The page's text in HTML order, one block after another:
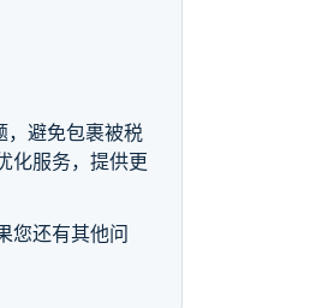
，避免包裹被税
化服务，提供更
您还有其他问